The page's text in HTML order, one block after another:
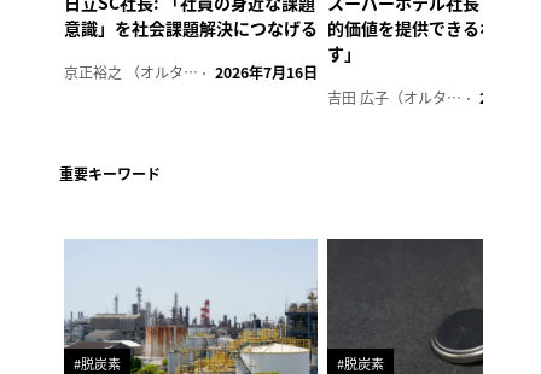
意識」を社会課題解決につなげる
京正裕之 （オルタナ副編集長） 2026年7月16日
的価値を提供できるホテル
す」
吉田 広子（オルタナ輪番編集長） 2026年6
重要キーワード
#脱炭素 #脱炭素